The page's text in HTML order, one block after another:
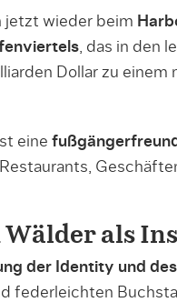
jetzt wieder beim
, das in den
Dollar zu
eine
Wälder als
der Identity und
federleichten